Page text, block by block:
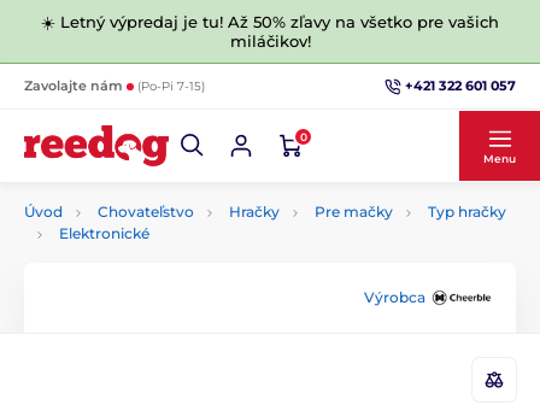
☀️ Letný výpredaj je tu! Až 50% zľavy na všetko pre vašich
miláčikov!
Zavolajte nám (Po-Pi 7-15) +421 322 601 057
0
Menu
Úvod Chovateľstvo Hračky Pre mačky
Typ hračky
Elektronické
Výrobca